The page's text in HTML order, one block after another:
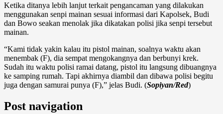
Ketika ditanya lebih lanjut terkait pengancaman yang dilakukan
menggunakan senpi mainan sesuai informasi dari Kapolsek, Budi
dan Bowo seakan menolak jika dikatakan polisi jika senpi tersebut
mainan.
“Kami tidak yakin kalau itu pistol mainan, soalnya waktu akan
menembak (F), dia sempat mengokangnya dan berbunyi krek.
Sudah itu waktu polisi ramai datang, pistol itu langsung dibuangnya
ke samping rumah. Tapi akhirnya diambil dan dibawa polisi begitu
juga dengan samurai punya (F),” jelas Budi. (Sopiyan/Red)
Post navigation